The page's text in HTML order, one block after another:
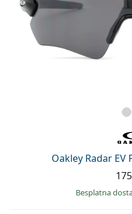
Oakley Radar EV
Besplatna